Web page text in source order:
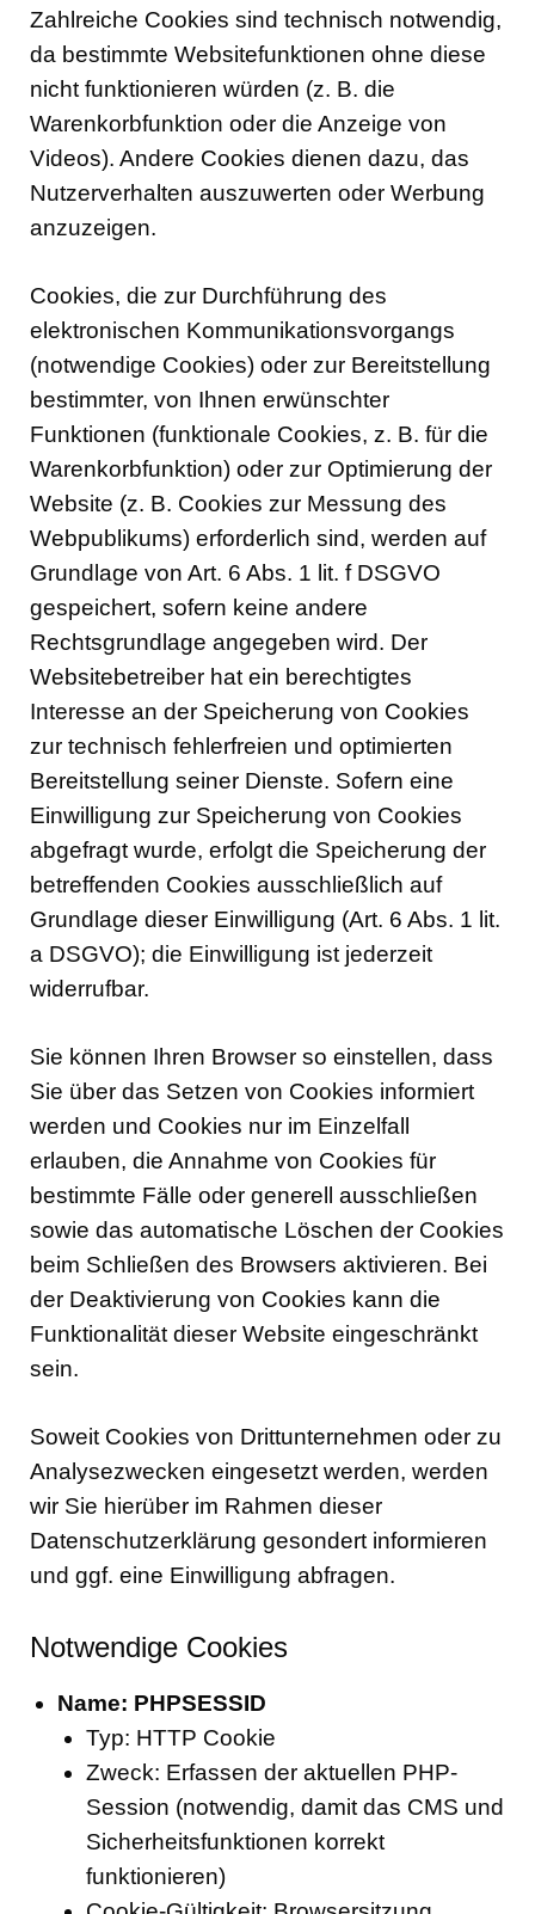
Zahlreiche Cookies sind technisch notwendig,
da bestimmte Websitefunktionen ohne diese
nicht funktionieren würden (z. B. die
Warenkorbfunktion oder die Anzeige von
Videos). Andere Cookies dienen dazu, das
Nutzerverhalten auszuwerten oder Werbung
anzuzeigen.
Cookies, die zur Durchführung des
elektronischen Kommunikationsvorgangs
(notwendige Cookies) oder zur Bereitstellung
bestimmter, von Ihnen erwünschter
Funktionen (funktionale Cookies, z. B. für die
Warenkorbfunktion) oder zur Optimierung der
Website (z. B. Cookies zur Messung des
Webpublikums) erforderlich sind, werden auf
Grundlage von Art. 6 Abs. 1 lit. f DSGVO
gespeichert, sofern keine andere
Rechtsgrundlage angegeben wird. Der
Websitebetreiber hat ein berechtigtes
Interesse an der Speicherung von Cookies
zur technisch fehlerfreien und optimierten
Bereitstellung seiner Dienste. Sofern eine
Einwilligung zur Speicherung von Cookies
abgefragt wurde, erfolgt die Speicherung der
betreffenden Cookies ausschließlich auf
Grundlage dieser Einwilligung (Art. 6 Abs. 1 lit.
a DSGVO); die Einwilligung ist jederzeit
widerrufbar.
Sie können Ihren Browser so einstellen, dass
Sie über das Setzen von Cookies informiert
werden und Cookies nur im Einzelfall
erlauben, die Annahme von Cookies für
bestimmte Fälle oder generell ausschließen
sowie das automatische Löschen der Cookies
beim Schließen des Browsers aktivieren. Bei
der Deaktivierung von Cookies kann die
Funktionalität dieser Website eingeschränkt
sein.
Soweit Cookies von Drittunternehmen oder zu
Analysezwecken eingesetzt werden, werden
wir Sie hierüber im Rahmen dieser
Datenschutzerklärung gesondert informieren
und ggf. eine Einwilligung abfragen.
Notwendige Cookies
Name: PHPSESSID
Typ: HTTP Cookie
Zweck: Erfassen der aktuellen PHP-
Session (notwendig, damit das CMS und
Sicherheitsfunktionen korrekt
funktionieren)